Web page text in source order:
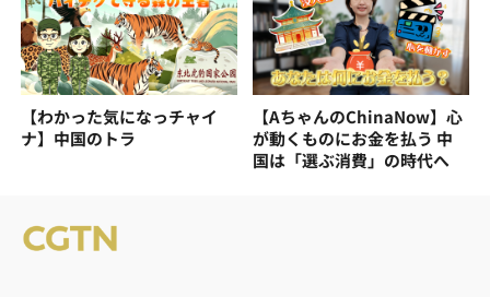
【わかった気になっチャイ
ナ】中国のトラ
【AちゃんのChinaNow】心
が動くものにお金を払う 中
国は「選ぶ消費」の時代へ